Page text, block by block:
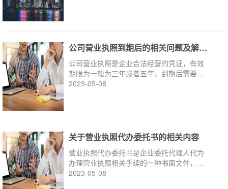
公司营业执照到期后的相关问题及解决办法
公司营业执照是企业合法经营的凭证，有效
期限为一般为三年或者五年，到期后需要及
时办理延期手续。
2023-05-08
关于营业执照代办委托书的相关内容
营业执照代办委托书是企业委托代理人代为
办理营业执照相关手续的一种书面文件，以
下是关于营业执照代办委托书的相关内容
2023-05-08